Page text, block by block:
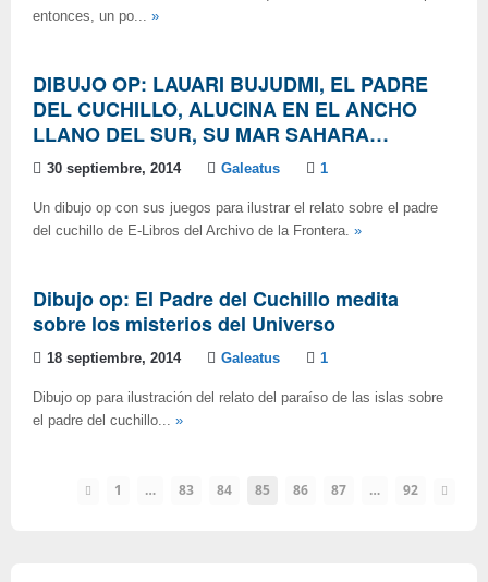
entonces, un po... »
DIBUJO OP: LAUARI BUJUDMI, EL PADRE
DEL CUCHILLO, ALUCINA EN EL ANCHO
LLANO DEL SUR, SU MAR SAHARA…
30 septiembre, 2014 Galeatus 1
Un dibujo op con sus juegos para ilustrar el relato sobre el padre
del cuchillo de E-Libros del Archivo de la Frontera. »
Dibujo op: El Padre del Cuchillo medita
sobre los misterios del Universo
18 septiembre, 2014 Galeatus 1
Dibujo op para ilustración del relato del paraíso de las islas sobre
el padre del cuchillo... »
1 … 83 84 85 86 87 … 92